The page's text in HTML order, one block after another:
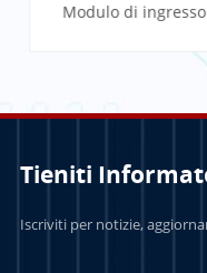
Modulo di ingresso
Tieniti
Iscriviti per notizie,